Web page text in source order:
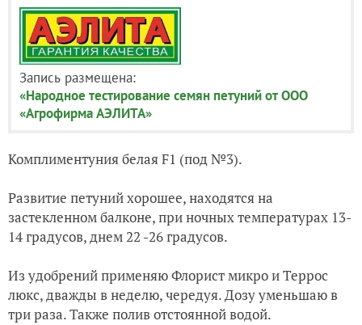
Запись размещена:
«Народное тестирование семян петуний от ООО
«Агрофирма АЭЛИТА»
Комплиментуния белая F1 (под №3).
Развитие петуний хорошее, находятся на
застекленном балконе, при ночных температурах 13-
14 градусов, днем 22 -26 градусов.
Из удобрений применяю Флорист микро и Террос
люкс, дважды в неделю, чередуя. Дозу уменьшаю в
три раза. Также полив отстоянной водой.